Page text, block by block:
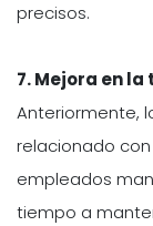
precisos.
7.Mejora en la
Anteriormente,
relacionado
empleados
tiempo a